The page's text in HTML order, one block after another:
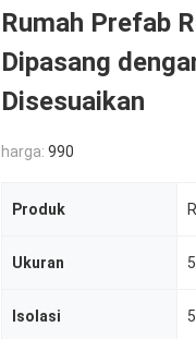
Rumah Prefab
Dipasang
Disesuaikan
harga: 990
Produk
Ukuran
Isolasi